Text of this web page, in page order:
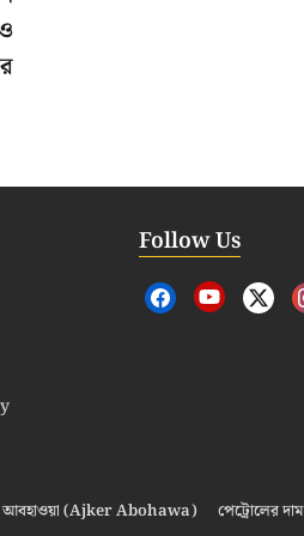
Follow Us
আবহাওয়া (Ajker Abohawa) পেট্রোলের দাম